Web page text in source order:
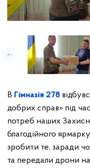
В Гімназія 278
добрих справ» під
потреб наших
благодійного
зробити те, заради
та передали дрони